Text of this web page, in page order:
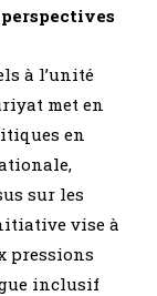
à l’unité
met en
en
sur les
vise à
pressions
inclusif